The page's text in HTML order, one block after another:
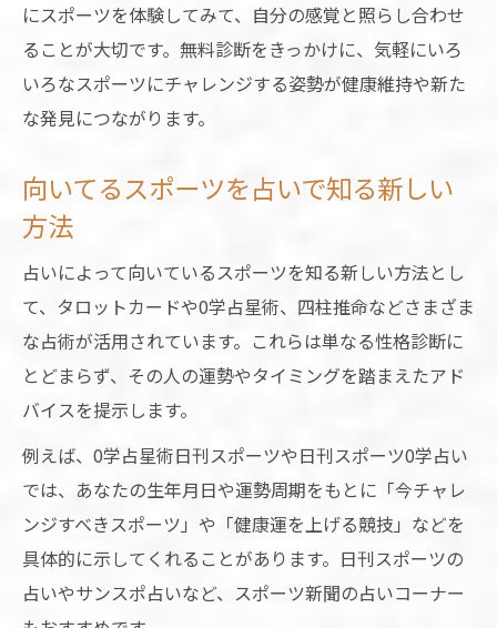
スポーツ占い無料サービスの進化と注目ポ
イント
向いてるスポーツ占い診断の最新トレンド
情報
は
気になるスポーツ占いを体験してみよう
スポーツ占い無料で気軽に体験する方法と
流れ
占いで分かるあなたに合うスポーツ診断の
魅力
向いてるスポーツ診断メーカー活用のコツ
体験者が語るスポーツ占いのリアルな感想
子供も楽しめるスポーツ占い診断の体験談
にスポーツを体験してみて、自分の感覚と照らし合わせ
ることが大切です。無料診断をきっかけに、気軽にいろ
いろなスポーツにチャレンジする姿勢が健康維持や新た
な発見につながります。
向いてるスポーツを占いで知る新しい
方法
占いによって向いているスポーツを知る新しい方法とし
て、タロットカードや0学占星術、四柱推命などさまざま
な占術が活用されています。これらは単なる性格診断に
とどまらず、その人の運勢やタイミングを踏まえたアド
バイスを提示します。
例えば、0学占星術日刊スポーツや日刊スポーツ0学占い
では、あなたの生年月日や運勢周期をもとに「今チャレ
ンジすべきスポーツ」や「健康運を上げる競技」などを
具体的に示してくれることがあります。日刊スポーツの
占いやサンスポ占いなど、スポーツ新聞の占いコーナー